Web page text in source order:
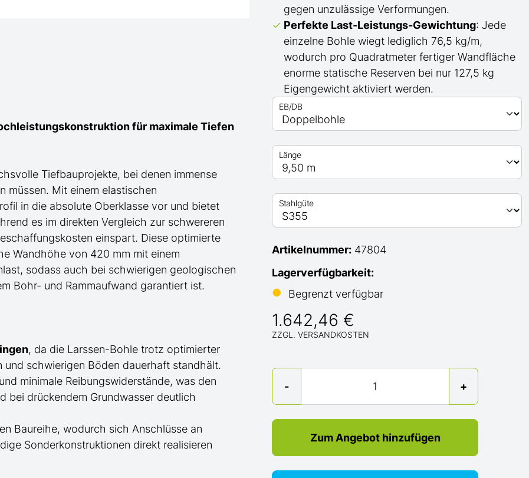
für maximale Tiefen
Tiefbauprojekte, bei denen immense
müssen. Mit einem elastischen
in die absolute Oberklasse vor und bietet
es im direkten Vergleich zur schwereren
einspart. Diese optimierte
Wandhöhe von 420 mm mit einem
sodass auch bei schwierigen geologischen
Bohr- und Rammaufwand garantiert ist.
, da die Larssen-Bohle trotz optimierter
schwierigen Böden dauerhaft standhält.
minimale Reibungswiderstände, was den
bei drückendem Grundwasser deutlich
Baureihe, wodurch sich Anschlüsse an
Sonderkonstruktionen direkt realisieren
gegen unzulässige Verformungen.
Perfekte Last-Leistungs-Gewichtung: Jede
einzelne Bohle wiegt lediglich 76,5 kg/m,
wodurch pro Quadratmeter fertiger Wandfläche
enorme statische Reserven bei nur 127,5 kg
Eigengewicht aktiviert werden.
EB/DB
Länge
Stahlgüte
Artikelnummer: 47804
Lagerverfügbarkeit:
●
Begrenzt verfügbar
1.642,46 €
ZZGL. VERSANDKOSTEN
-
Menge
+
Zum Angebot hinzufügen